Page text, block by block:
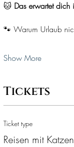
🐱 Das erwartet
🐾 Warum Urlaub
Show More
Tickets
Ticket type
Reisen mit Katzen